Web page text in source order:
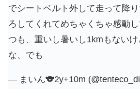
でシートベルト外して走って降
ろしてくれてめちゃくちゃ感動
つも、重いし暑いし1kmもない
な、でも
— まいん🐨2y+10m